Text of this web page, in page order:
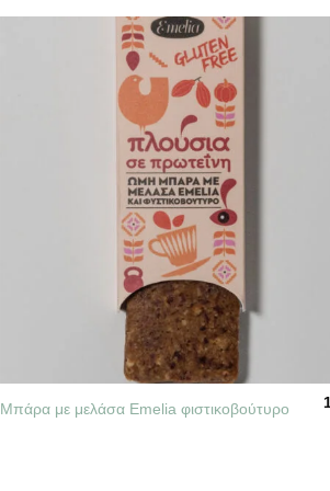
Mπάρα με μελάσα Emelia φιστικοβούτυρο